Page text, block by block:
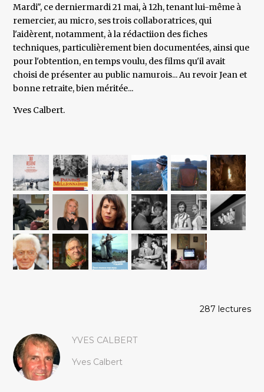
Mardi", ce derniermardi 21 mai, à 12h, tenant lui-même à
remercier, au micro, ses trois collaboratrices, qui
l'aidèrent, notamment, à la rédactiion des fiches
techniques, particulièrement bien documentées, ainsi que
pour l'obtention, en temps voulu, des films qu'il avait
choisi de présenter au public namurois... Au revoir Jean et
bonne retraite, bien méritée...
Yves Calbert.
287 lectures
YVES CALBERT
Yves Calbert